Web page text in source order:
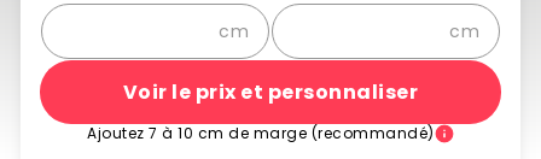
cm cm
Voir le prix et personnaliser
Ajoutez 7 à 10 cm de marge (recommandé)